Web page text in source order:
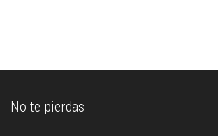
No te pierdas